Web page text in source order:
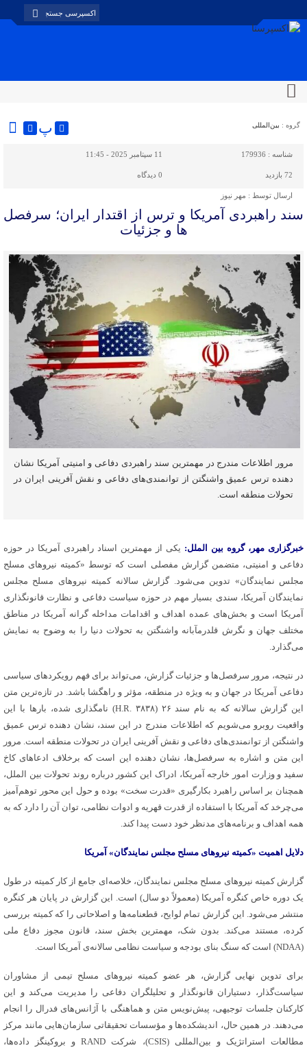
گروه : بین‌المللی پ
شناسه : 179936 11 سپتامبر 2025 - 11:45
72 بازدید 0 دیدگاه
ارسال توسط : مهر نیوز
سند راهبردی آمریکا و ترس از اقتدار ایران؛ سرفصل
ها و جزئیات
مرور اطلاعات مندرج در مهمترین سند راهبردی دفاعی و امنیتی آمریکا نشان
دهنده‌ ترس عمیق واشنگتن از توانمندی‌های دفاعی و نقش آفرینی ایران در
تحولات منطقه است.
خبرگزاری مهر، گروه بین الملل: یکی از مهمترین اسناد راهبردی آمریکا در حوزه
دفاعی و امنیتی، متضمن گزارش مفصلی است که توسط «کمیته نیروهای مسلح
مجلس نمایندگان» تدوین می‌شود. گزارش سالانه کمیته نیروهای مسلح مجلس
نمایندگان آمریکا، سندی بسیار مهم در حوزه سیاست دفاعی و نظارت قانونگذاری
آمریکا است و بخش‌های عمده اهداف و اقدامات مداخلهگرانه آمریکا در مناطق
مختلف جهان و نگرش قلدرمآبانه واشنگتن به تحولات دنیا را به وضوح به نمایش
می‌گذارد.
در نتیجه، مرور سرفصل‌ها و جزئیات گزارش، می‌تواند برای فهم رویکردهای سیاسی
دفاعی آمریکا در جهان و به ویژه در منطقه، مؤثر و راهگشا باشد. در تازه‌ترین متن
این گزارش سالانه که به نام سند ۲۶ (H.R. ۳۸۳۸) نامگذاری شده، بارها با این
واقعیت روبرو می‌شویم که اطلاعات مندرج در این سند، نشان دهنده ترس عمیق
واشنگتن از توانمندی‌های دفاعی و نقش آفرینی ایران در تحولات منطقه است. مرور
این متن و اشاره به سرفصل‌ها، نشان دهنده این است که برخلاف ادعاهای کاخ
سفید و وزارت امور خارجه آمریکا، ادراک این کشور درباره روند تحولات بین
الملل،
همچنان بر اساس راهبرد بکارگیری «قدرت سخت» بوده و حول این محور توهم‌آمیز
می‌چرخد که آمریکا با استفاده از قدرت قهریه و ادوات نظامی، توان آن را دارد که به
همه اهداف و برنامه‌های مدنظر خود دست پیدا کند.
دلایل اهمیت «کمیته نیروهای مسلح مجلس نمایندگان» آمریکا
گزارش کمیته نیروهای مسلح مجلس نمایندگان، خلاصه‌ای جامع از کار کمیته در طول
یک دوره خاص کنگره آمریکا (معمولاً دو سال) است. این گزارش در پایان هر کنگره
منتشر می‌شود. این گزارش تمام لوایح، قطعنامه‌ها و اصلاحاتی را که کمیته بررسی
کرده، مستند می‌کند. بدون شک، مهمترین بخش سند، قانون مجوز دفاع ملی
(NDAA) است که سنگ بنای بودجه و سیاست نظامی سالانه‌ی آمریکا است.
برای تدوین نهایی گزارش، هر عضو کمیته نیروهای مسلح تیمی از مشاوران
سیاست‌گذار، دستیاران قانونگذار و تحلیلگران دفاعی را مدیریت می‌کند و این
کارکنان جلسات توجیهی، پیش‌نویس متن و هماهنگی با آژانس‌های فدرال را انجام
می‌دهند. در همین حال، اندیشکده‌ها و مؤسسات تحقیقاتی سازمان‌هایی مانند مرکز
مطالعات استراتژیک و بین‌المللی (CSIS)، شرکت RAND و
بروکینگز
داده‌ها،